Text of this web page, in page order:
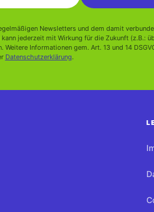
Newsletters und dem damit
jederzeit mit Wirkung für die Zukunft (z.B.:
Informationen gem. Art. 13 und 14
Datenschutzerklärung.